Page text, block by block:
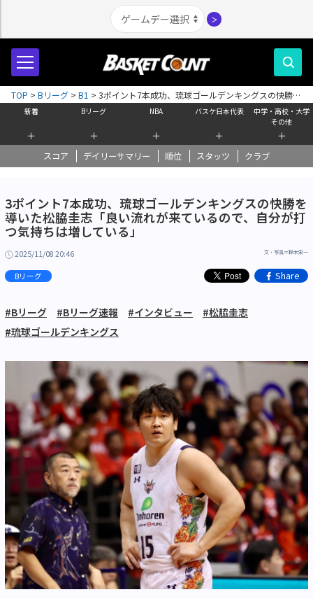
＞
新着
＋
Bリーグ
＋
NBA
＋
バスケ日本代表
＋
中学・高校・大学
その他
＋
スコア デイリーサマリー 順位 スタッツ クラブ
TOP > Bリーグ > B1 > 3ポイント7本成功、琉球ゴールデンキングスの快勝を
導いた松脇圭志「良い流れが来ているので、自分が打つ気持ちは増してい
る」
3ポイント7本成功、琉球ゴールデンキングスの快勝を
導いた松脇圭志「良い流れが来ているので、自分が打
つ気持ちは増している」
2025/11/08 20:46 文・写真＝鈴木栄一
Bリーグ Share
#Bリーグ #Bリーグ速報 #インタビュー
#松脇圭志
#琉球ゴールデンキングス